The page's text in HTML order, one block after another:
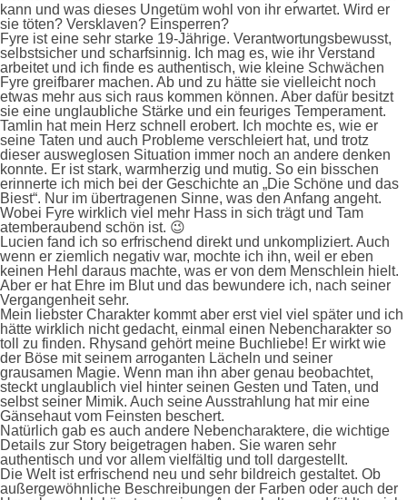
kann und was dieses Ungetüm wohl von ihr erwartet. Wird er
sie töten? Versklaven? Einsperren?
Fyre ist eine sehr starke 19-Jährige. Verantwortungsbewusst,
selbstsicher und scharfsinnig. Ich mag es, wie ihr Verstand
arbeitet und ich finde es authentisch, wie kleine Schwächen
Fyre greifbarer machen. Ab und zu hätte sie vielleicht noch
etwas mehr aus sich raus kommen können. Aber dafür besitzt
sie eine unglaubliche Stärke und ein feuriges Temperament.
Tamlin hat mein Herz schnell erobert. Ich mochte es, wie er
seine Taten und auch Probleme verschleiert hat, und trotz
dieser ausweglosen Situation immer noch an andere denken
konnte. Er ist stark, warmherzig und mutig. So ein bisschen
erinnerte ich mich bei der Geschichte an „Die Schöne und das
Biest“. Nur im übertragenen Sinne, was den Anfang angeht.
Wobei Fyre wirklich viel mehr Hass in sich trägt und Tam
atemberaubend schön ist. 😉
Lucien fand ich so erfrischend direkt und unkompliziert. Auch
wenn er ziemlich negativ war, mochte ich ihn, weil er eben
keinen Hehl daraus machte, was er von dem Menschlein hielt.
Aber er hat Ehre im Blut und das bewundere ich, nach seiner
Vergangenheit sehr.
Mein liebster Charakter kommt aber erst viel viel später und ich
hätte wirklich nicht gedacht, einmal einen Nebencharakter so
toll zu finden. Rhysand gehört meine Buchliebe! Er wirkt wie
der Böse mit seinem arroganten Lächeln und seiner
grausamen Magie. Wenn man ihn aber genau beobachtet,
steckt unglaublich viel hinter seinen Gesten und Taten, und
selbst seiner Mimik. Auch seine Ausstrahlung hat mir eine
Gänsehaut vom Feinsten beschert.
Natürlich gab es auch andere Nebencharaktere, die wichtige
Details zur Story beigetragen haben. Sie waren sehr
authentisch und vor allem vielfältig und toll dargestellt.
Die Welt ist erfrischend neu und sehr bildreich gestaltet. Ob
außergewöhnliche Beschreibungen der Farben oder auch der